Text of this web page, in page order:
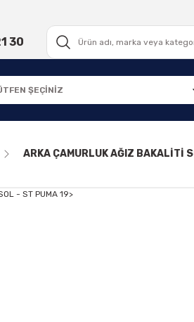
30
ARKA ÇAMURLUK AĞIZ BAKALİTİ